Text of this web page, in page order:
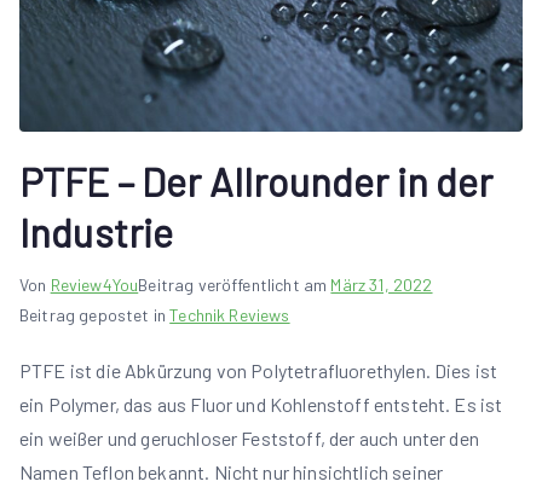
PTFE – Der Allrounder in der
Industrie
Von Review4YouBeitrag veröffentlicht am März 31, 2022
Beitrag gepostet inTechnik Reviews
PTFE ist die Abkürzung von Polytetrafluorethylen. Dies ist
ein Polymer, das aus Fluor und Kohlenstoff entsteht. Es ist
ein weißer und geruchloser Feststoff, der auch unter den
Namen Teflon bekannt. Nicht nur hinsichtlich seiner